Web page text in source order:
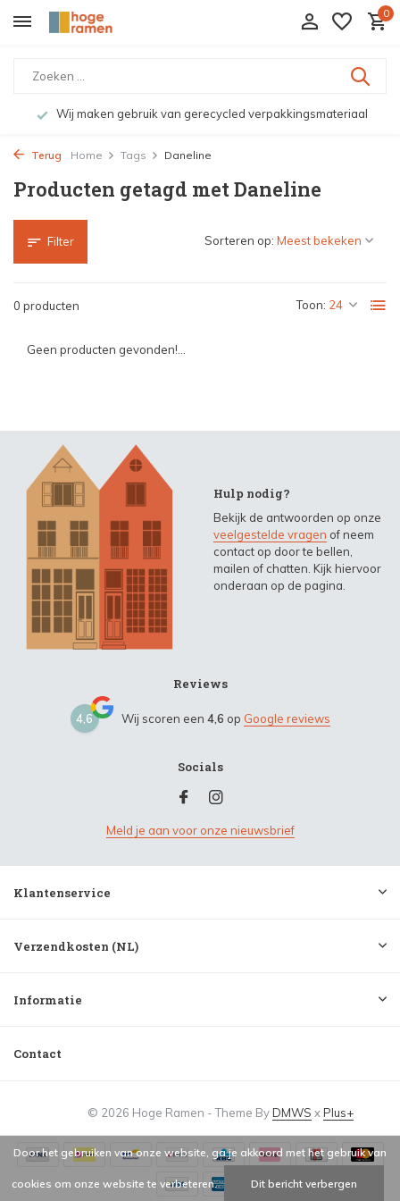
0
Wij maken gebruik van gerecycled verpakkingsmateriaal
Terug Home Tags Daneline
Producten getagd met Daneline
Filter
0 producten Toon:
Sorteren op:
Geen producten gevonden!...
Hulp nodig?
Bekijk de antwoorden op onze
veelgestelde vragen of neem
contact op door te bellen,
mailen of chatten. Kijk hiervoor
onderaan op de pagina.
Reviews
4,6 Wij scoren een 4,6 op Google reviews
Socials
Meld je aan voor onze nieuwsbrief
Klantenservice
Verzendkosten (NL)
Informatie
Contact
© 2026 Hoge Ramen - Theme ByDMWS xPlus+
Door het gebruiken van onze website, ga je akkoord met het gebruik van
cookies om onze website te verbeteren. Dit bericht verbergen